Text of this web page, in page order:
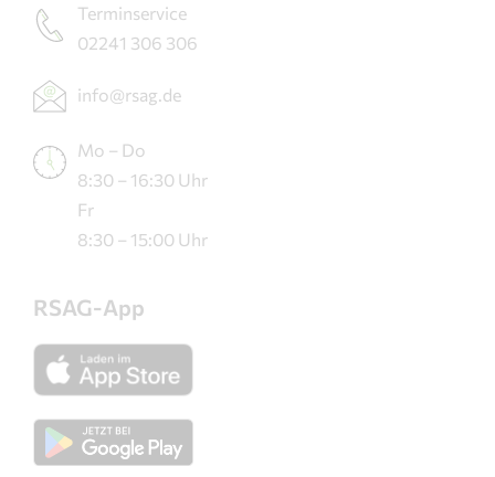
Terminservice
02241 306 306
info@rsag.de
Mo – Do
8:30 – 16:30 Uhr
Fr
8:30 – 15:00 Uhr
RSAG-App